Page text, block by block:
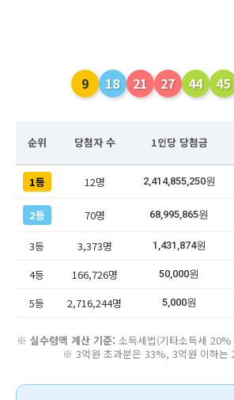
9 18 21 27 44 45
순위 당첨자 수 1인당 당첨금
1등 12명 2,414,855,250원
2등 70명 68,995,865원
3등 3,373명 1,431,874원
4등 166,726명 50,000원
5등 2,716,244명 5,000원
※ 실수령액 계산 기준: 소득세법(기타소득세
※ 3억원 초과분은 33%, 3억원 이하는